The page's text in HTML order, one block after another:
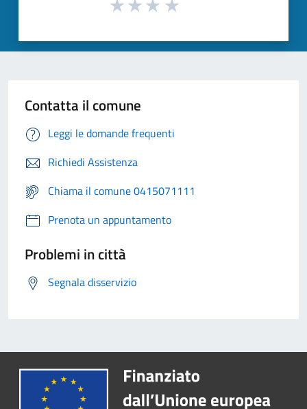
Contatta il comune
Leggi le domande frequenti
Richiedi Assistenza
Chiama il comune 0415071111
Prenota un appuntamento
Problemi in città
Segnala disservizio